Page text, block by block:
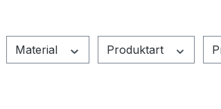
Material Produktart